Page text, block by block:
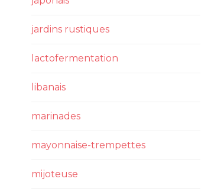
jardins rustiques
lactofermentation
libanais
marinades
mayonnaise-trempettes
mijoteuse